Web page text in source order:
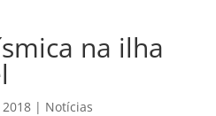
na ilha
| Notícias